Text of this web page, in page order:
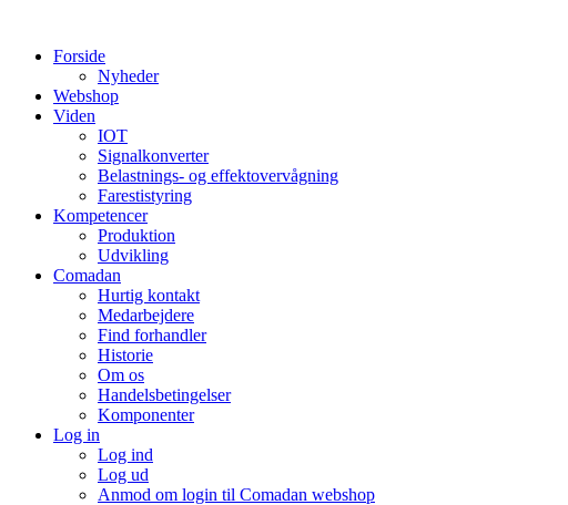
indholdForside
Nyheder
Webshop
Viden
IOT
Signalkonverter
Belastnings- og effektovervågning
Farestistyring
Kompetencer
Produktion
Udvikling
Comadan
Hurtig kontakt
Medarbejdere
Find forhandler
Historie
Om os
Handelsbetingelser
Komponenter
Log in
Log ind
Log ud
Anmod om login til Comadan webshop